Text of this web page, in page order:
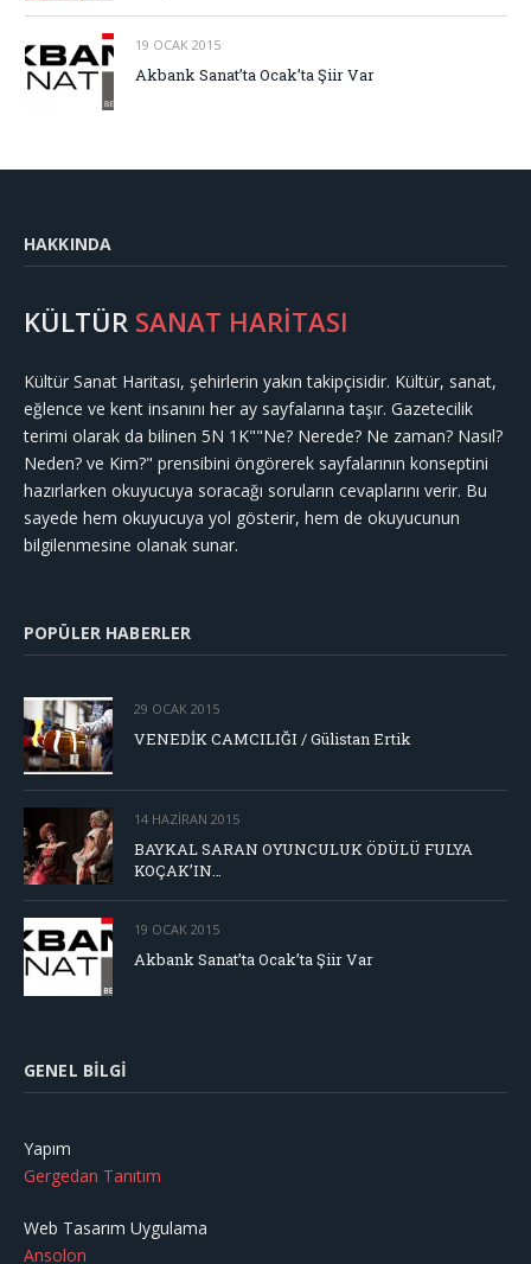
19 OCAK 2015
Akbank Sanat’ta Ocak’ta Şiir Var
HAKKINDA
KÜLTÜR SANAT HARİTASI
Kültür Sanat Haritası, şehirlerin yakın takipçisidir. Kültür, sanat,
eğlence ve kent insanını her ay sayfalarına taşır. Gazetecilik
terimi olarak da bilinen 5N 1K""Ne? Nerede? Ne zaman? Nasıl?
Neden? ve Kim?" prensibini öngörerek sayfalarının konseptini
hazırlarken okuyucuya soracağı soruların cevaplarını verir. Bu
sayede hem okuyucuya yol gösterir, hem de okuyucunun
bilgilenmesine olanak sunar.
POPÜLER HABERLER
29 OCAK 2015
VENEDİK CAMCILIĞI / Gülistan Ertik
14 HAZIRAN 2015
BAYKAL SARAN OYUNCULUK ÖDÜLÜ FULYA
KOÇAK’IN…
19 OCAK 2015
Akbank Sanat’ta Ocak’ta Şiir Var
GENEL BILGI
Yapım
Gergedan Tanıtım
Web Tasarım Uygulama
Ansolon